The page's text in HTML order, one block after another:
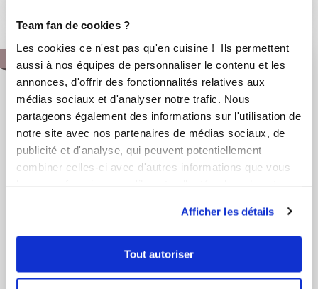
Team fan de cookies ?
Les cookies ce n'est pas qu'en cuisine ! Ils permettent
aussi à nos équipes de personnaliser le contenu et les
annonces, d'offrir des fonctionnalités relatives aux
médias sociaux et d'analyser notre trafic. Nous
partageons également des informations sur l'utilisation de
notre site avec nos partenaires de médias sociaux, de
publicité et d'analyse, qui peuvent potentiellement
combiner celles-ci avec d'autres informations que vous
Afficher les détails
Tout autoriser